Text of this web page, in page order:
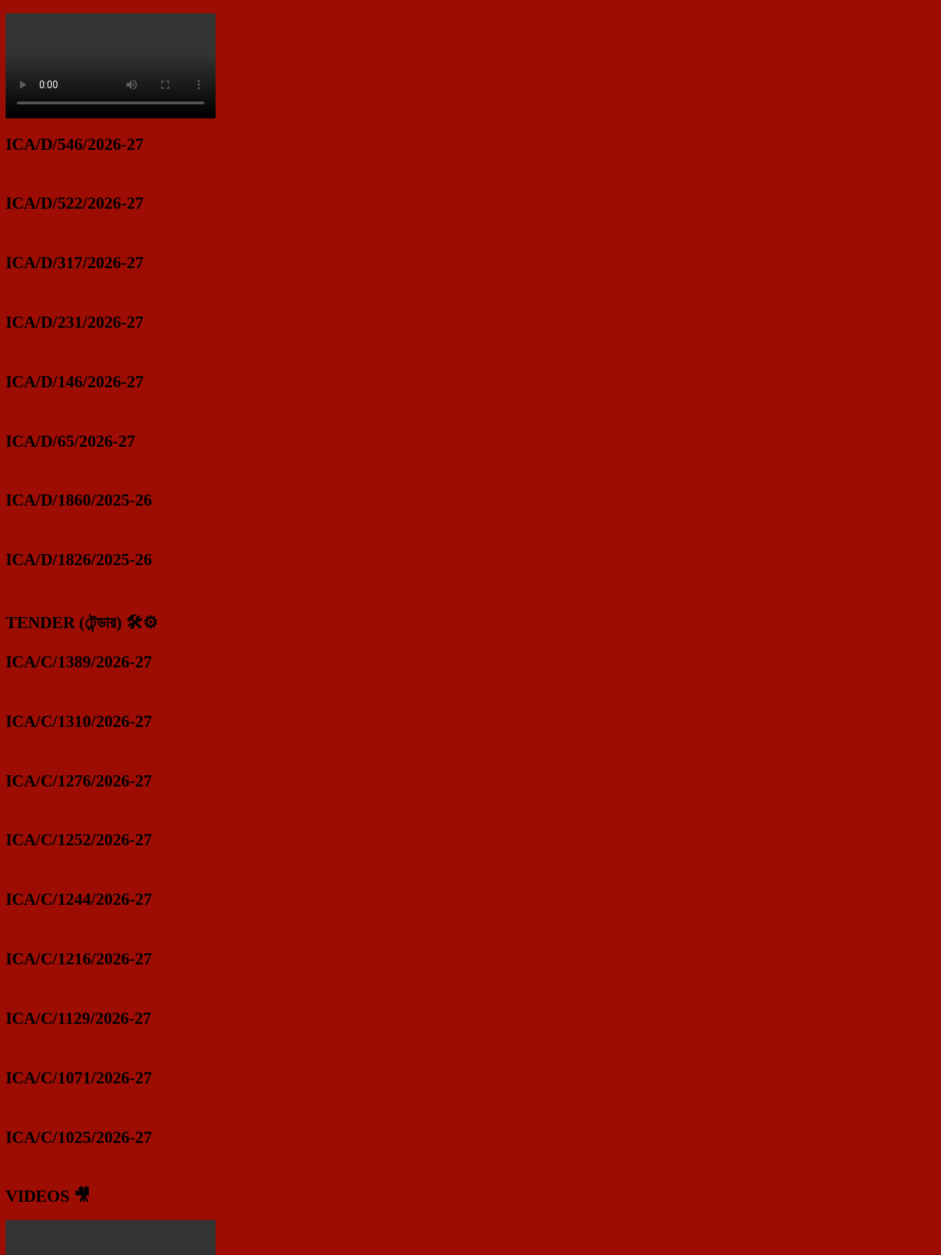
ICA/D/546/2026-27
ICA/D/522/2026-27
ICA/D/317/2026-27
ICA/D/231/2026-27
ICA/D/146/2026-27
ICA/D/65/2026-27
ICA/D/1860/2025-26
ICA/D/1826/2025-26
TENDER (টেন্ডার) 🛠️⚙️
ICA/C/1389/2026-27
ICA/C/1310/2026-27
ICA/C/1276/2026-27
ICA/C/1252/2026-27
ICA/C/1244/2026-27
ICA/C/1216/2026-27
ICA/C/1129/2026-27
ICA/C/1071/2026-27
ICA/C/1025/2026-27
VIDEOS 🎥